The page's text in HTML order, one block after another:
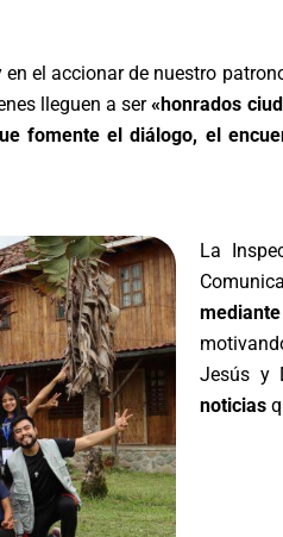
el accionar de nuestro
lleguen a ser«honrados
fomente el diálogo, el
La
Jesús y
noticias